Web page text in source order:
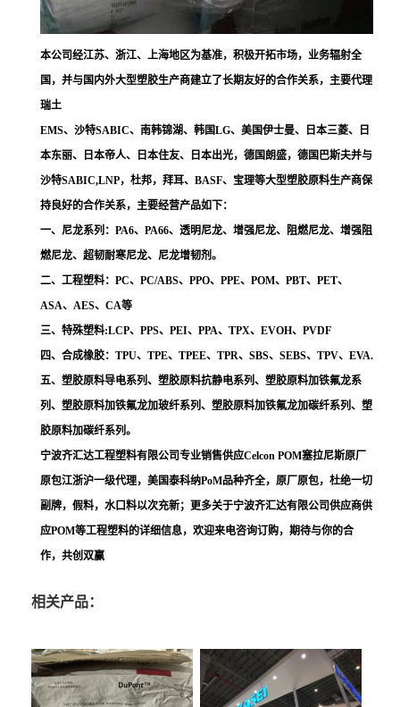
本公司经江苏、浙江、上海地区为基准，积极开拓市场，业务辐射全
国，并与国内外大型塑胶生产商建立了长期友好的合作关系，主要代理
瑞土
EMS、沙特SABIC、南韩锦湖、韩国LG、美国伊士曼、日本三菱、日
本东丽、日本帝人、日本住友、日本出光，德国朗盛，德国巴斯夫并与
沙特SABIC,LNP，杜邦，拜耳、BASF、宝理等大型塑胶原料生产商保
持良好的合作关系，主要经营产品如下：
一、尼龙系列：PA6、PA66、透明尼龙、增强尼龙、阻燃尼龙、增强阻
燃尼龙、超韧耐寒尼龙、尼龙增韧剂。
二、工程塑料：PC、PC/ABS、PPO、PPE、POM、PBT、PET、
ASA、AES、CA等
三、特殊塑料:LCP、PPS、PEI、PPA、TPX、EVOH、PVDF
四、合成橡胶：TPU、TPE、TPEE、TPR、SBS、SEBS、TPV、EVA.
五、塑胶原料导电系列、塑胶原料抗静电系列、塑胶原料加铁氟龙系
列、塑胶原料加铁氟龙加玻纤系列、塑胶原料加铁氟龙加碳纤系列、塑
胶原料加碳纤系列。
宁波齐汇达工程塑料有限公司专业销售供应Celcon POM塞拉尼斯原厂
原包江浙沪一级代理，美国泰科纳PoM品种齐全，原厂原包，杜绝一切
副牌，假料，水口料以次充新；更多关于宁波齐汇达有限公司供应商供
应POM等工程塑料的详细信息，欢迎来电咨询订购，期待与你的合
作，共创双赢
相关产品：